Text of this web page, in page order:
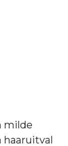
milde
haaruitval